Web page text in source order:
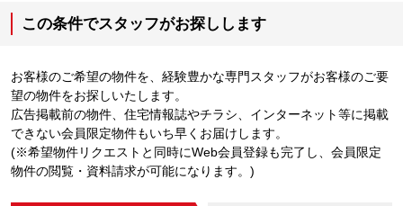
この条件でスタッフがお探しします
お客様のご希望の物件を、経験豊かな専門スタッフがお客様のご要
望の物件をお探しいたします。
広告掲載前の物件、住宅情報誌やチラシ、インターネット等に掲載
できない会員限定物件もいち早くお届けします。
(※希望物件リクエストと同時にWeb会員登録も完了し、会員限定
物件の閲覧・資料請求が可能になります。)